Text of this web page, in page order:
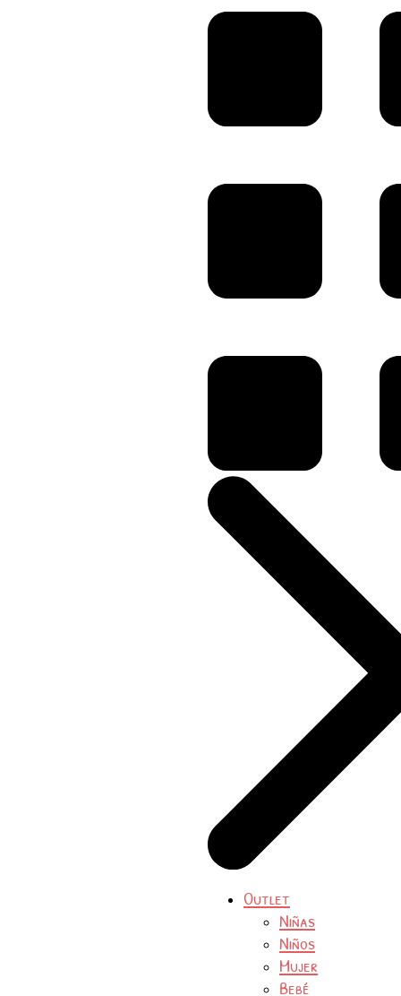
Outlet
Niñas
Niños
Mujer
Bebé